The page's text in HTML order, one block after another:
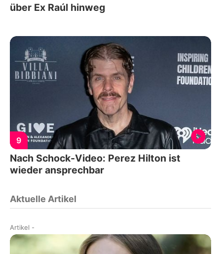
über Ex Raúl hinweg
9
Nach Schock-Video: Perez Hilton ist
wieder ansprechbar
Aktuelle Artikel
Artikel -